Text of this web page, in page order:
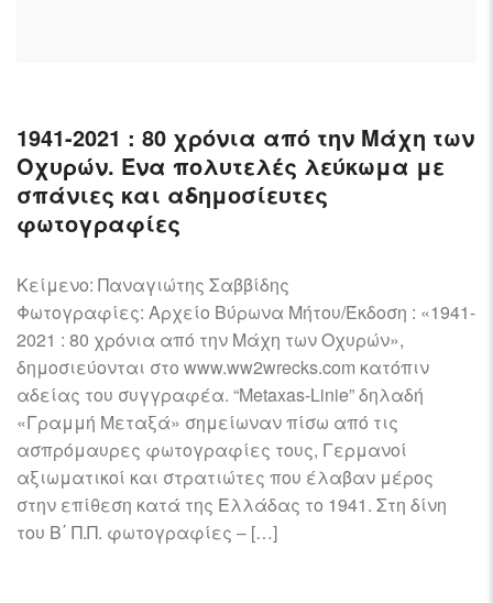
ARCHAEOLOGY,
INTERVIEWS
AND
FIRST-
HAND
ACCOUNTS
–
ENJOY!
1941-2021 : 80 χρόνια από την Μάχη των
Οχυρών. Ένα πολυτελές λεύκωμα με
σπάνιες και αδημοσίευτες
φωτογραφίες
Κείμενο: Παναγιώτης Σαββίδης
Φωτογραφίες: Αρχείο Βύρωνα Μήτου/Έκδοση : «1941-
2021 : 80 χρόνια από την Μάχη των Οχυρών»,
δημοσιεύονται στο www.ww2wrecks.com κατόπιν
αδείας του συγγραφέα. “Metaxas-Linie” δηλαδή
«Γραμμή Μεταξά» σημείωναν πίσω από τις
ασπρόμαυρες φωτογραφίες τους, Γερμανοί
αξιωματικοί και στρατιώτες που έλαβαν μέρος
στην επίθεση κατά της Ελλάδας το 1941. Στη δίνη
του Β΄ Π.Π. φωτογραφίες – […]